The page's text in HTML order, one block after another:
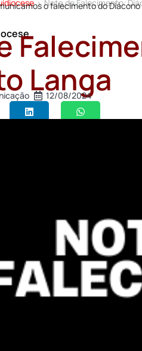
> Nota de Falecimento:
o falecimento do
Langa
12/08/2024